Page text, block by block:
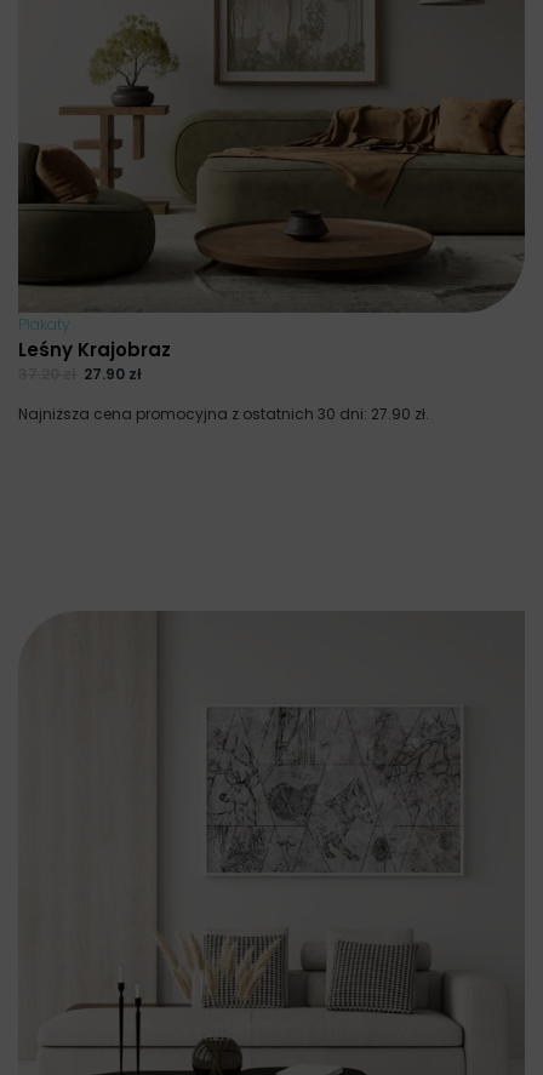
Plakaty
Leśny Krajobraz
27.90 zł
Najniższa cena promocyjna z ostatnich 30 dni: 27.90 zł.